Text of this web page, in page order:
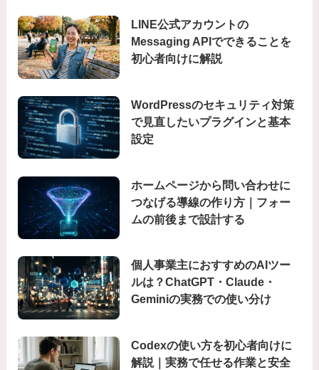
LINE公式アカウントの
Messaging APIでできることを
初心者向けに解説
WordPressのセキュリティ対策
で見直したいプラグインと基本
設定
ホームページから問い合わせに
つなげる導線の作り方｜フォー
ムの前後まで設計する
個人事業主におすすめのAIツー
ルは？ChatGPT・Claude・
Geminiの実務での使い分け
Codexの使い方を初心者向けに
解説｜実務で任せる作業と安全